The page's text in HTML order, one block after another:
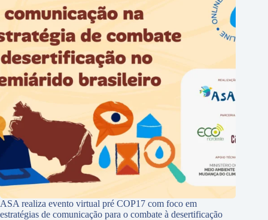
ASA realiza evento virtual pré COP17 com foco em
estratégias de comunicação para o combate à desertificação